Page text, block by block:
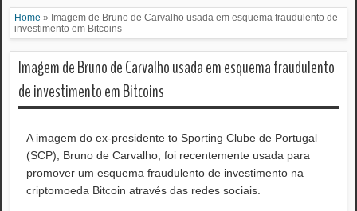
Home » Imagem de Bruno de Carvalho usada em esquema fraudulento de
investimento em Bitcoins
Imagem de Bruno de Carvalho usada em esquema fraudulento
de investimento em Bitcoins
A imagem do ex-presidente to Sporting Clube de Portugal
(SCP), Bruno de Carvalho, foi recentemente usada para
promover um esquema fraudulento de investimento na
criptomoeda Bitcoin através das redes sociais.